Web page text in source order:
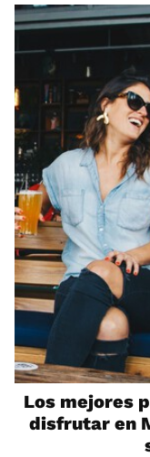
Los mejores
disfrutar en